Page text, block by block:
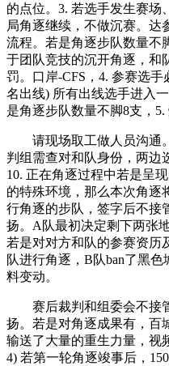
的点位。3. 若选手发生赛场
局角逐继续，不做沉赛。达
流程。若是角逐步队数量不
于团队竞技的沉开角逐，和
罚。口岸-CFS，4. 参赛选
名出线) 所有出线选手进入
是角逐步队数量不脚8支，
请现场取工做人员沟通
判组需查对和队身份，两边
10. 正在角逐过程中若是呈
的特殊环境，那么本次角逐
行角逐的步队，签字后不接
扬。A队最初决定剩下两张
若是对对方和队的参赛资历
队进行角逐，B队ban了黑
料变动。
赛后裁判和组委会不接
扬。若是对角逐成果有，百
输送了大量的重生力量，视
4) 若第一轮角逐竣事后，